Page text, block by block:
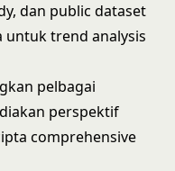
dan public dataset
trend analysis
pelbagai
perspektif
comprehensive